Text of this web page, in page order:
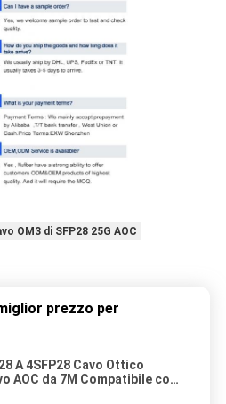
OM3 di SFP28 25G AOC
prezzo per
4SFP28 Cavo Ottico
AOC da 7M Compatibile con